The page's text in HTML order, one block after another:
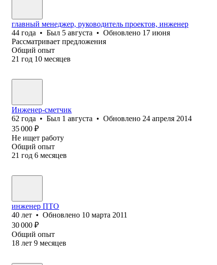
главный менеджер, руководитель проектов, инженер
44 года • Был 5 августа • Обновлено 17 июня
Рассматривает предложения
Общий опыт
21 год 10 месяцев
Инженер-сметчик
62 года • Был 1 августа • Обновлено 24 апреля 2014
35 000 ₽
Не ищет работу
Общий опыт
21 год 6 месяцев
инженер ПТО
40 лет • Обновлено 10 марта 2011
30 000 ₽
Общий опыт
18 лет 9 месяцев